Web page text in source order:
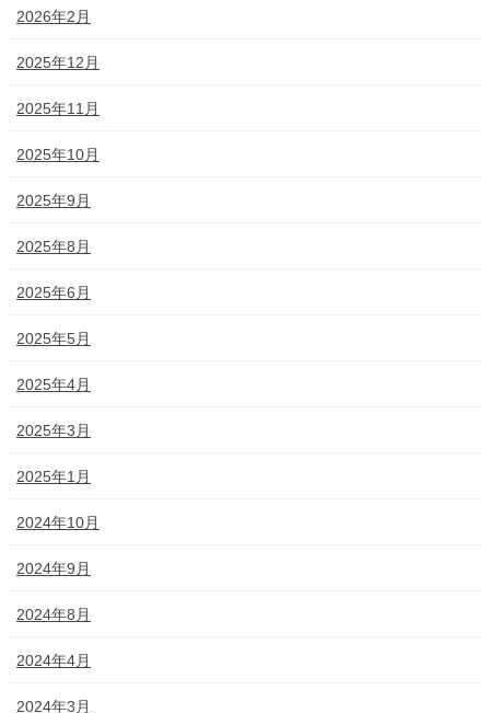
2026年2月
2025年12月
2025年11月
2025年10月
2025年9月
2025年8月
2025年6月
2025年5月
2025年4月
2025年3月
2025年1月
2024年10月
2024年9月
2024年8月
2024年4月
2024年3月